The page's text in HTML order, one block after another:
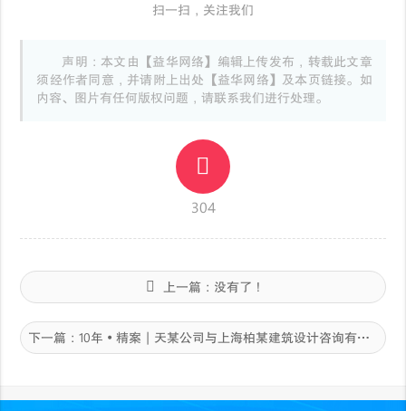
扫一扫，关注我们
声明：本文由【益华网络】编辑上传发布，转载此文章
须经作者同意，并请附上出处【益华网络】及本页链接。如
内容、图片有任何版权问题，请联系我们进行处理。
304
上一篇： 没有了！
下一篇：10年·精案｜天某公司与上海柏某建筑设计咨询有限公司等侵害计算机软件著作权纠纷案